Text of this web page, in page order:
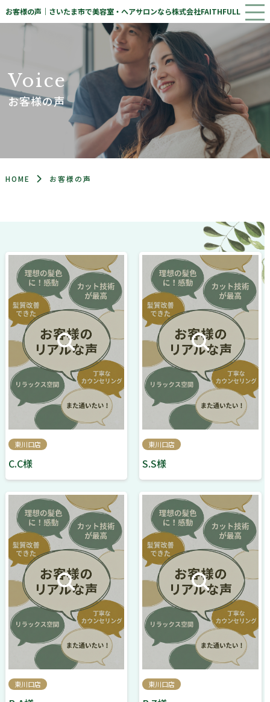
お客様の声｜さいたま市で美容室・ヘアサロンなら株式会社FAITHFULL
Voice
お客様の声
HOME お客様の声
東川口店
C.C様
東川口店
S.S様
東川口店 東川口店